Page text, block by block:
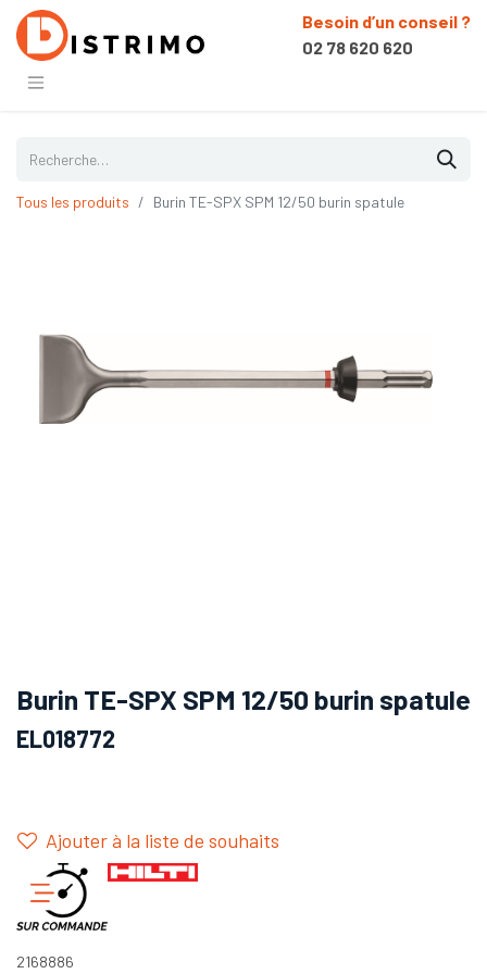
Besoin d’un conseil ?
02 78 620 620
Tous les produits Burin TE-SPX SPM 12/50 burin spatule
Burin TE-SPX SPM 12/50 burin spatule
EL018772
Ajouter à la liste de souhaits
2168886